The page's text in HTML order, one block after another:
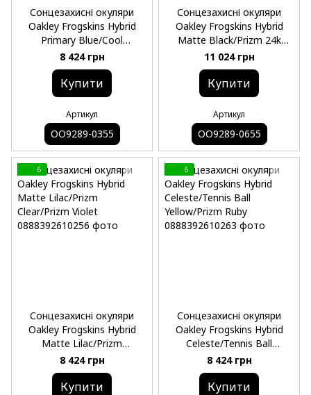
Сонцезахисні окуляри
Oakley Frogskins Hybrid
Primary Blue/Cool
Grey/Prizm Sapphire
8 424 грн
Купити
Артикул
OO9289-0355
Сонцезахисні окуляри
Oakley Frogskins Hybrid
Matte Black/Prizm 24k
Polarized
11 024 грн
Купити
Артикул
OO9289-0655
6
Сонцезахисні окуляри
Oakley Frogskins Hybrid
Matte Lilac/Prizm
Clear/Prizm Violet
8 424 грн
Купити
6
Сонцезахисні окуляри
Oakley Frogskins Hybrid
Celeste/Tennis Ball
Yellow/Prizm Ruby
8 424 грн
Купити